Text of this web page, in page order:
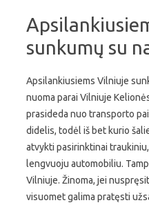
sunkumų su
Apsilankiusiems Vilniuje
nuoma parai Vilniuje
prasideda nuo transporto
didelis, todėl iš bet kurio
atvykti pasirinktinai
lengvuoju automobiliu.
Vilniuje. Žinoma, jei
visuomet galima pratęsti